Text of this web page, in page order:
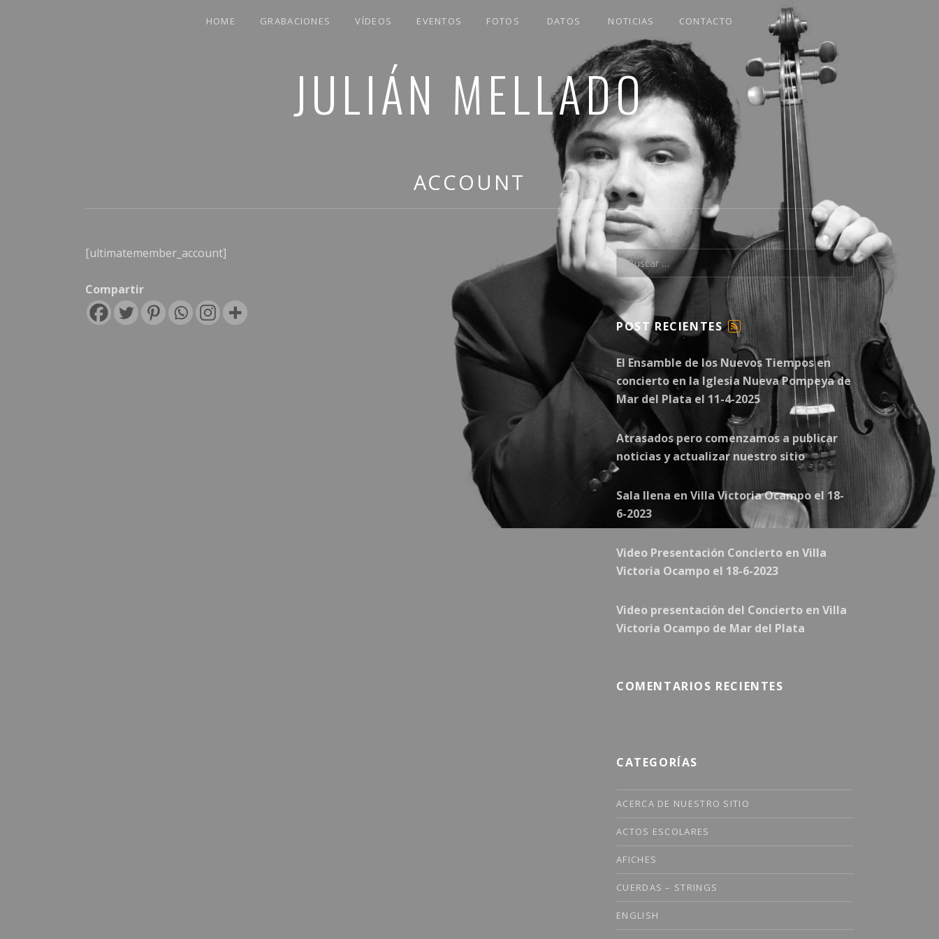
JULIÁN MELLADO
HOME GRABACIONES VÍDEOS EVENTOS FOTOS DATOS NOTICIAS CONTACTO
ACCOUNT
[ultimatemember_account]
Compartir
Buscar:
POST RECIENTES
F
E
E
D
El Ensamble de los Nuevos Tiempos en
concierto en la Iglesia Nueva Pompeya de
Mar del Plata el 11-4-2025
Atrasados pero comenzamos a publicar
noticias y actualizar nuestro sitio
Sala llena en Villa Victoria Ocampo el 18-
6-2023
Video Presentación Concierto en Villa
Victoria Ocampo el 18-6-2023
Video presentación del Concierto en Villa
Victoria Ocampo de Mar del Plata
COMENTARIOS RECIENTES
CATEGORÍAS
ACERCA DE NUESTRO SITIO
ACTOS ESCOLARES
AFICHES
CUERDAS – STRINGS
ENGLISH